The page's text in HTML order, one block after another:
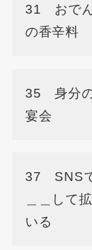
31 おでん
の香辛料
35 身分の
宴会
37 SNS
＿＿して
いる